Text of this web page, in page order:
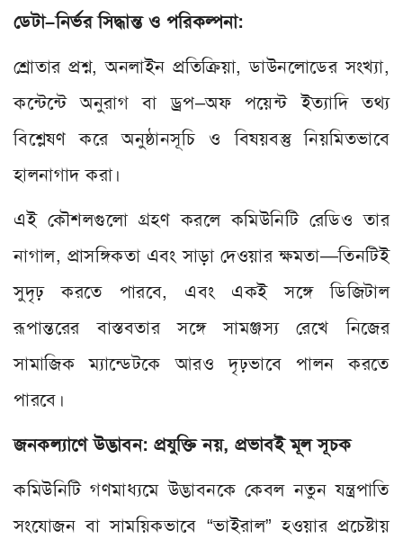
ডেটা–নির্ভর সিদ্ধান্ত ও পরিকল্পনা:
শ্রোতার প্রশ্ন, অনলাইন প্রতিক্রিয়া, ডাউনলোডের সংখ্যা,
কন্টেন্টে অনুরাগ বা ড্রপ–অফ পয়েন্ট ইত্যাদি তথ্য
বিশ্লেষণ করে অনুষ্ঠানসূচি ও বিষয়বস্তু নিয়মিতভাবে
হালনাগাদ করা।
এই কৌশলগুলো গ্রহণ করলে কমিউনিটি রেডিও তার
নাগাল, প্রাসঙ্গিকতা এবং সাড়া দেওয়ার ক্ষমতা—তিনটিই
সুদৃঢ় করতে পারবে, এবং একই সঙ্গে ডিজিটাল
রূপান্তরের বাস্তবতার সঙ্গে সামঞ্জস্য রেখে নিজের
সামাজিক ম্যান্ডেটকে আরও দৃঢ়ভাবে পালন করতে
পারবে।
জনকল্যাণে উদ্ভাবন: প্রযুক্তি নয়, প্রভাবই মূল সূচক
কমিউনিটি গণমাধ্যমে উদ্ভাবনকে কেবল নতুন যন্ত্রপাতি
সংযোজন বা সাময়িকভাবে “ভাইরাল” হওয়ার প্রচেষ্টায়